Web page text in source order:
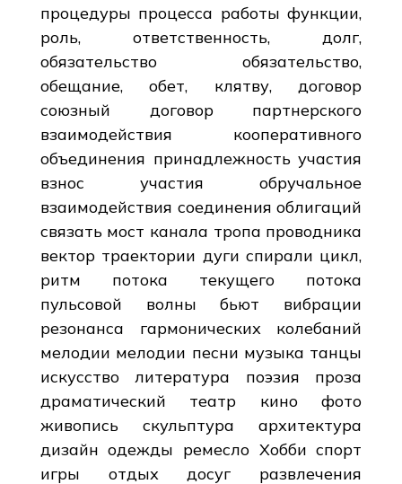
процедуры процесса работы функции,
роль, ответственность, долг,
обязательство обязательство,
обещание, обет, клятву, договор
союзный договор партнерского
взаимодействия кооперативного
объединения принадлежность участия
взнос участия обручальное
взаимодействия соединения облигаций
связать мост канала тропа проводника
вектор траектории дуги спирали цикл,
ритм потока текущего потока
пульсовой волны бьют вибрации
резонанса гармонических колебаний
мелодии мелодии песни музыка танцы
искусство литература поэзия проза
драматический театр кино фото
живопись скульптура архитектура
дизайн одежды ремесло Хобби спорт
игры отдых досуг развлечения